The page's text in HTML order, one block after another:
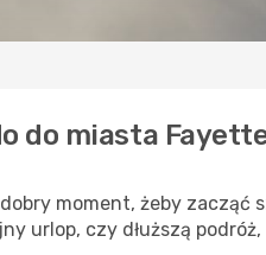
do miasta
moment, żeby zacząć
urlop, czy dłuższą